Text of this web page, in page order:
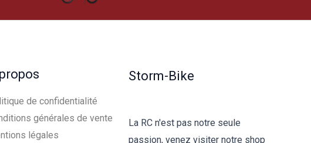
de confidentialité
générales de vente
légales
Storm-Bike
La RC n'est pas notre seule
passion, venez visiter notre shop